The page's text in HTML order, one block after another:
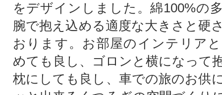
をデザインしました。綿100%の
腕で抱え込める適度な大きさと硬
おります。お部屋のインテリア
めても良し、ゴロンと横になって
枕にしても良し、車での旅のお供